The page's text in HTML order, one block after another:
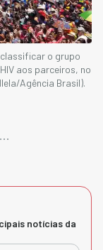
o grupo
aos parceiros, no
Agência Brasil).
notícias da